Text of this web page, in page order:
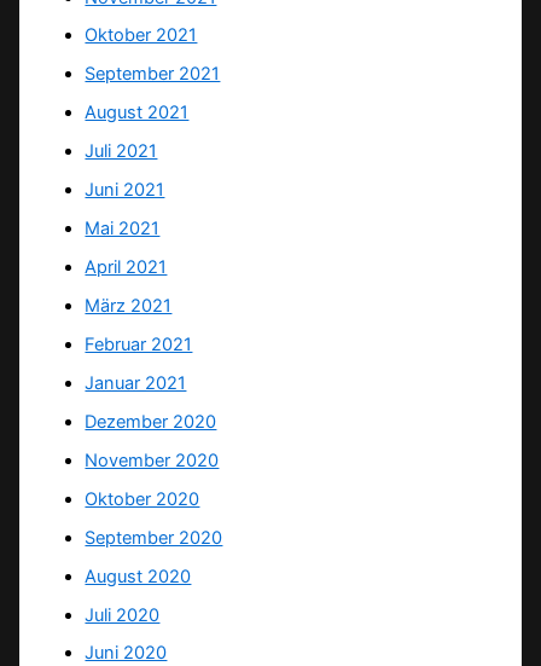
Oktober 2021
September 2021
August 2021
Juli 2021
Juni 2021
Mai 2021
April 2021
März 2021
Februar 2021
Januar 2021
Dezember 2020
November 2020
Oktober 2020
September 2020
August 2020
Juli 2020
Juni 2020